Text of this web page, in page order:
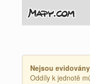
Nejsou
Oddíly k jednotě